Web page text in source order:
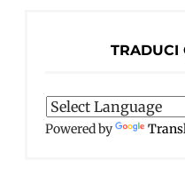
TRADUCI
Powered by